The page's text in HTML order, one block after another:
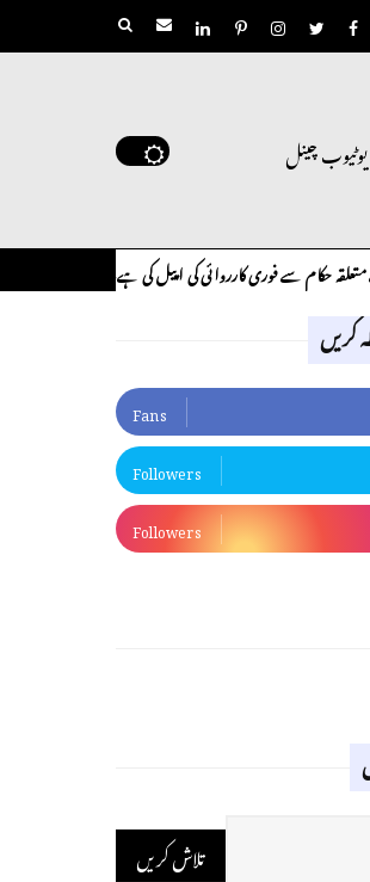
چینل
کارروائی کی اپیل کی ہے۔ کالم لوح وقلم 18 اپریل 2026
کریں
Fans
Followers
Followers